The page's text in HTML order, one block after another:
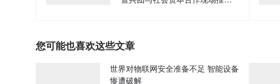
您可能也喜欢这些文章
世界对物联网安全准备不足 智能设备
惨遭破解